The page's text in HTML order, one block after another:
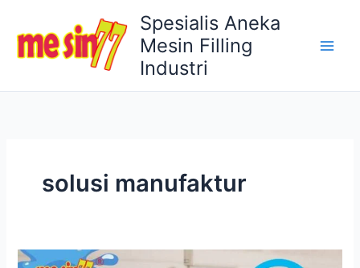
konten
Spesialis Aneka
Mesin Filling
Industri
solusi manufaktur